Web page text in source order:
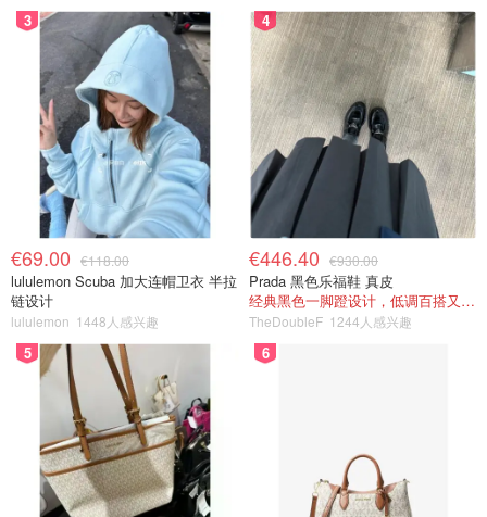
3
€69.00 €118.00
lululemon Scuba 加大连帽卫衣 半拉
链设计
lululemon 1448人感兴趣
4
€446.40 €930.00
Prada 黑色乐福鞋 真皮
经典黑色一脚蹬设计，低调百搭又高级
TheDoubleF 1244人感兴趣
5 6